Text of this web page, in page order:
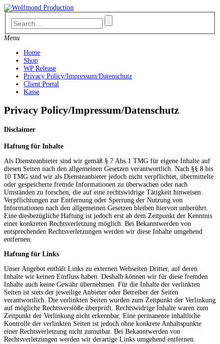
Skip
to
content
Menu
Home
Shop
WP Release
Privacy Policy/Impressum/Datenschutz
Client Portal
Kasse
Privacy Policy/Impressum/Datenschutz
Disclaimer
Haftung für Inhalte
Als Diensteanbieter sind wir gemäß § 7 Abs.1 TMG für eigene Inhalte auf
diesen Seiten nach den allgemeinen Gesetzen verantwortlich. Nach §§ 8 bis
10 TMG sind wir als Diensteanbieter jedoch nicht verpflichtet, übermittelte
oder gespeicherte fremde Informationen zu überwachen oder nach
Umständen zu forschen, die auf eine rechtswidrige Tätigkeit hinweisen.
Verpflichtungen zur Entfernung oder Sperrung der Nutzung von
Informationen nach den allgemeinen Gesetzen bleiben hiervon unberührt.
Eine diesbezügliche Haftung ist jedoch erst ab dem Zeitpunkt der Kenntnis
einer konkreten Rechtsverletzung möglich. Bei Bekanntwerden von
entsprechenden Rechtsverletzungen werden wir diese Inhalte umgehend
entfernen.
Haftung für Links
Unser Angebot enthält Links zu externen Webseiten Dritter, auf deren
Inhalte wir keinen Einfluss haben. Deshalb können wir für diese fremden
Inhalte auch keine Gewähr übernehmen. Für die Inhalte der verlinkten
Seiten ist stets der jeweilige Anbieter oder Betreiber der Seiten
verantwortlich. Die verlinkten Seiten wurden zum Zeitpunkt der Verlinkung
auf mögliche Rechtsverstöße überprüft. Rechtswidrige Inhalte waren zum
Zeitpunkt der Verlinkung nicht erkennbar. Eine permanente inhaltliche
Kontrolle der verlinkten Seiten ist jedoch ohne konkrete Anhaltspunkte
einer Rechtsverletzung nicht zumutbar. Bei Bekanntwerden von
Rechtsverletzungen werden wir derartige Links umgehend entfernen.